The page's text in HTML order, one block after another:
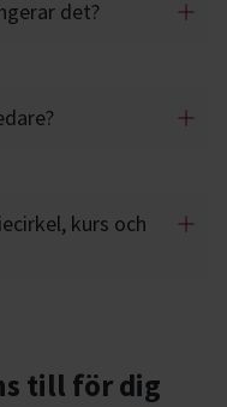
det?
kurs och
till för dig